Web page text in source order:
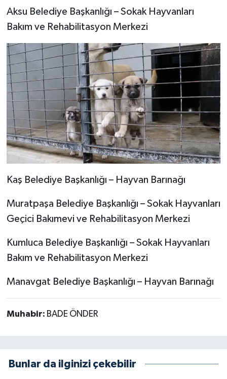
Aksu Belediye Başkanlığı – Sokak Hayvanları
Bakım ve Rehabilitasyon Merkezi
Kaş Belediye Başkanlığı – Hayvan Barınağı
Muratpaşa Belediye Başkanlığı – Sokak Hayvanları
Geçici Bakımevi ve Rehabilitasyon Merkezi
Kumluca Belediye Başkanlığı – Sokak Hayvanları
Bakım ve Rehabilitasyon Merkezi
Manavgat Belediye Başkanlığı – Hayvan Barınağı
Muhabir: BADE ÖNDER
Bunlar da ilginizi çekebilir